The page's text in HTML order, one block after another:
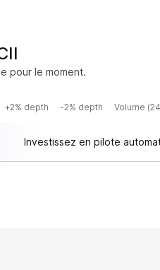
pour le moment.
+2% depth -2% depth Volume
Investissez en pilote